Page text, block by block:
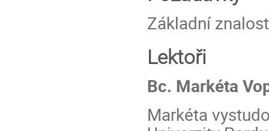
Základní
Lektoři
Bc. Markéta
Markéta